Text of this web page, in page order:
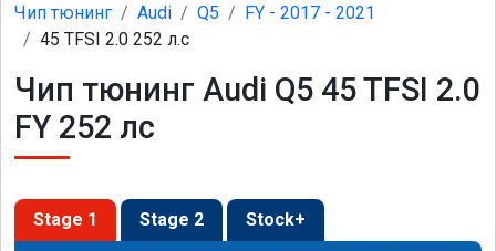
Чип тюнинг Audi Q5
FY - 2017 - 2021
45 TFSI 2.0 252 л.с
Чип тюнинг Audi Q5 45 TFSI 2.0
FY 252 лс
Stage 1 Stage 2 Stock+